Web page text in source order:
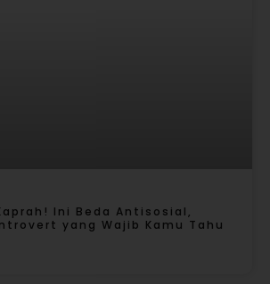
Ini Beda Antisosial,
yang Wajib Kamu Tahu